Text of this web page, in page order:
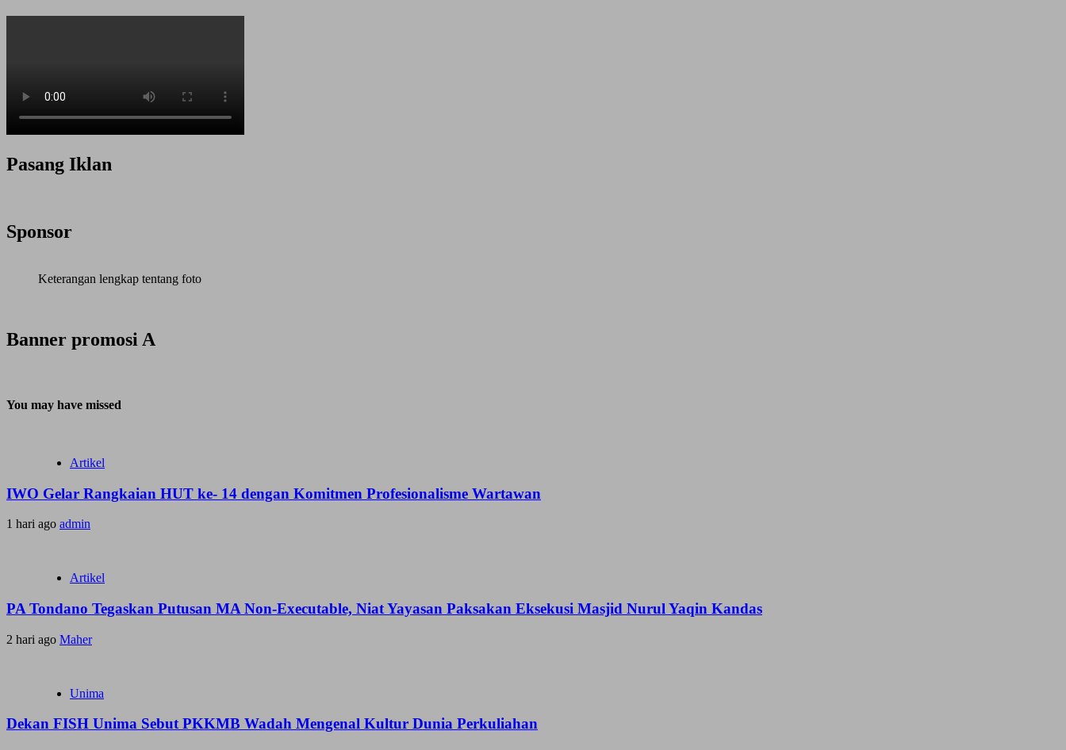
Pasang Iklan
Sponsor
Keterangan lengkap tentang foto
Banner promosi A
You may have missed
Artikel
IWO Gelar Rangkaian HUT ke- 14 dengan Komitmen Profesionalisme Wartawan
1 hari ago admin
Artikel
PA Tondano Tegaskan Putusan MA Non-Executable, Niat Yayasan Paksakan Eksekusi Masjid Nurul Yaqin Kandas
2 hari ago Maher
Unima
Dekan FISH Unima Sebut PKKMB Wadah Mengenal Kultur Dunia Perkuliahan